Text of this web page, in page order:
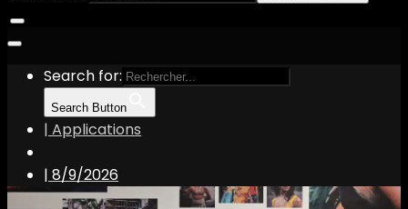
Search for:
Search Button
| Applications
| 8/9/2026